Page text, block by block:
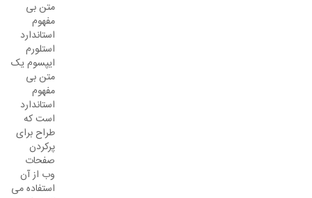
متن بی
مفهوم
استاندارد
استلورم
ایپسوم یک
متن بی
مفهوم
استاندارد
است که
طراح برای
پرکردن
صفحات
وب از آن
استفاده می